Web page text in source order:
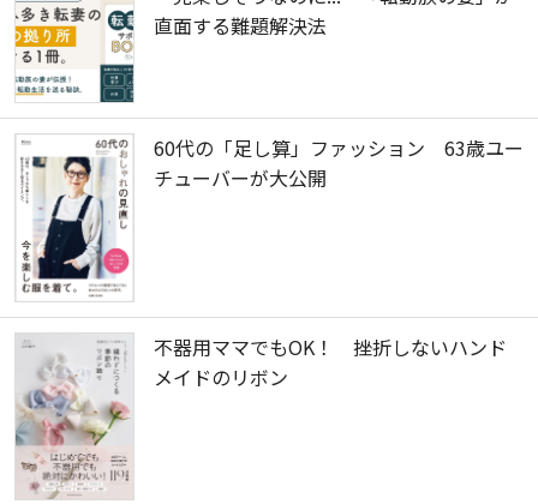
直面する難題解決法
60代の「足し算」ファッション 63歳ユー
チューバーが大公開
不器用ママでもOK！ 挫折しないハンド
メイドのリボン